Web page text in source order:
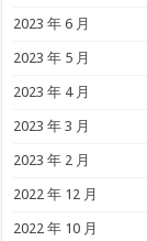
2023 年 6 月
2023 年 5 月
2023 年 4 月
2023 年 3 月
2023 年 2 月
2022 年 12 月
2022 年 10 月